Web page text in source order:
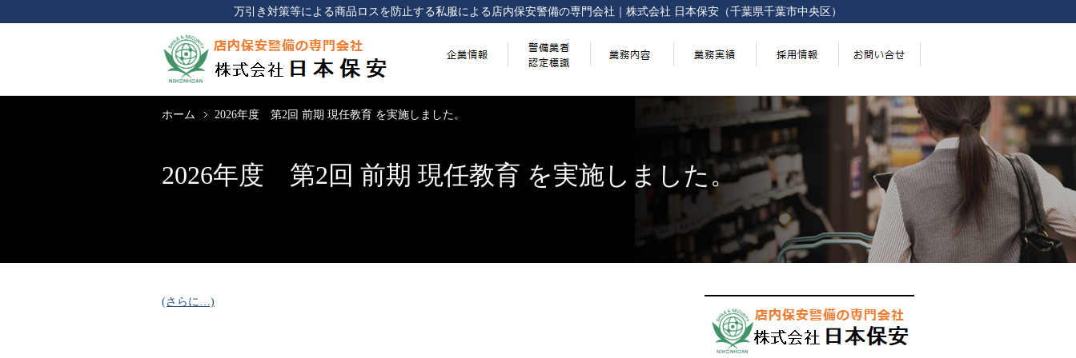
万引き対策等による商品ロスを防止する私服による店内保安警備の専門会社 株式会社 日本保安（千葉県千葉市中央区）
ホーム 2026年度 第2回 前期 現任教育 を実施しました。
2026年度 第2回 前期 現任教育 を実施しました。
(さらに…)